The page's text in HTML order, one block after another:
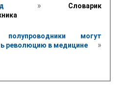
»
Словарик
полупроводники могут
революцию в медицине
»